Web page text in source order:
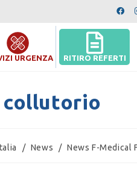
URGENZA RITIRO REFERTI
collutorio
/ News / News F-Medical